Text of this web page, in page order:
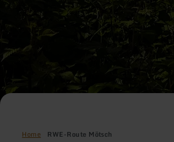
Home RWE-Route Mötsch